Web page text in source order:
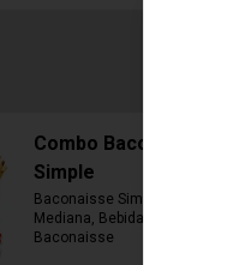
Combo Baconaisse
Simple
Baconaisse Simple, Papa Fritas
Mediana, Bebida lata, Cup Salsa
Baconaisse